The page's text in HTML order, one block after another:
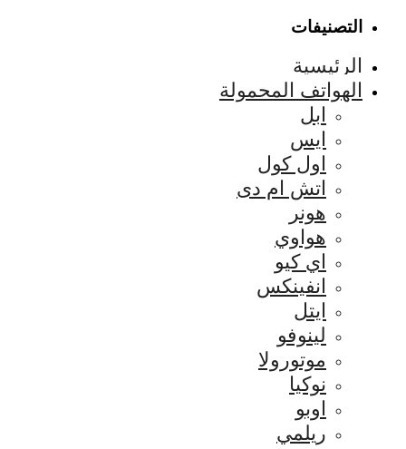
التصنيفات
الرئيسية
الهواتف المحمولة
ابل
ايس
اول كول
اتش ام دى
هونر
هواوي
اي كيو
انفينكس
ايتل
لينوفو
موتورولا
نوكيا
اوبو
ريلمي